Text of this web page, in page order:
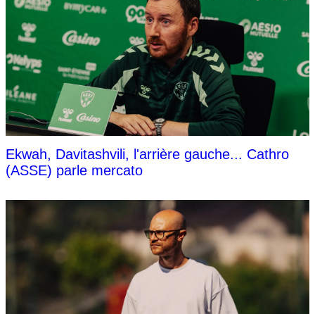
Ekwah, Davitashvili, l'arrière gauche... Cathro
(ASSE) parle mercato